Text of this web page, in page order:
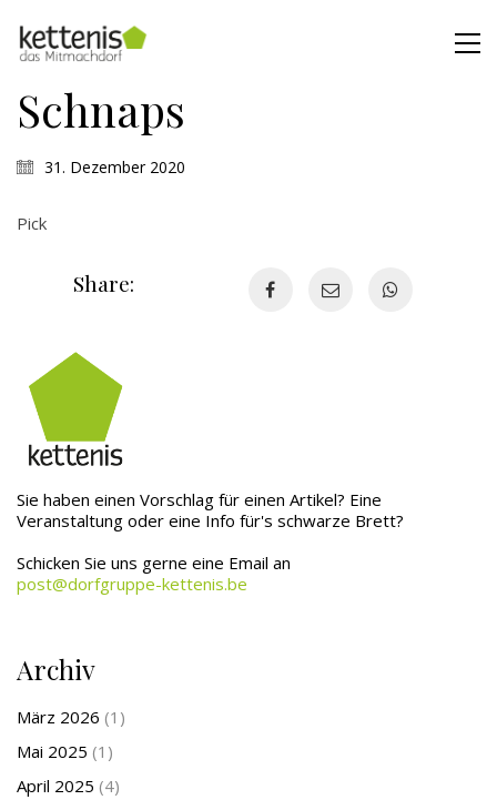
Schnaps
31. Dezember 2020
Pick
Share:
Sie haben einen Vorschlag für einen Artikel? Eine
Veranstaltung oder eine Info für's schwarze Brett?
Schicken Sie uns gerne eine Email an
post@dorfgruppe-kettenis.be
Archiv
März 2026 (1)
Mai 2025 (1)
April 2025 (4)